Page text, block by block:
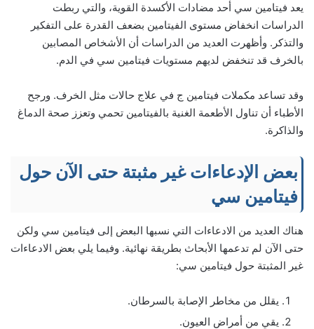
يعد فيتامين سي أحد مضادات الأكسدة القوية، والتي ربطت
الدراسات انخفاض مستوى الفيتامين بضعف القدرة على التفكير
والتذكر. وأظهرت العديد من الدراسات أن الأشخاص المصابين
بالخرف قد تنخفض لديهم مستويات فيتامين سي في الدم.
وقد تساعد مكملات فيتامين ج في علاج حالات مثل الخرف. ورجح
الأطباء أن تناول الأطعمة الغنية بالفيتامين تحمي وتعزز صحة الدماغ
والذاكرة.
بعض الإدعاءات غير مثبتة حتى الآن حول
فيتامين سي
هناك العديد من الادعاءات التي نسبها البعض إلى فيتامين سي ولكن
حتى الآن لم تدعمها الأبحاث بطريقة نهائية. وفيما يلي بعض الادعاءات
غير المثبتة حول فيتامين سي:
يقلل من مخاطر الإصابة بالسرطان.
يقي من أمراض العيون.